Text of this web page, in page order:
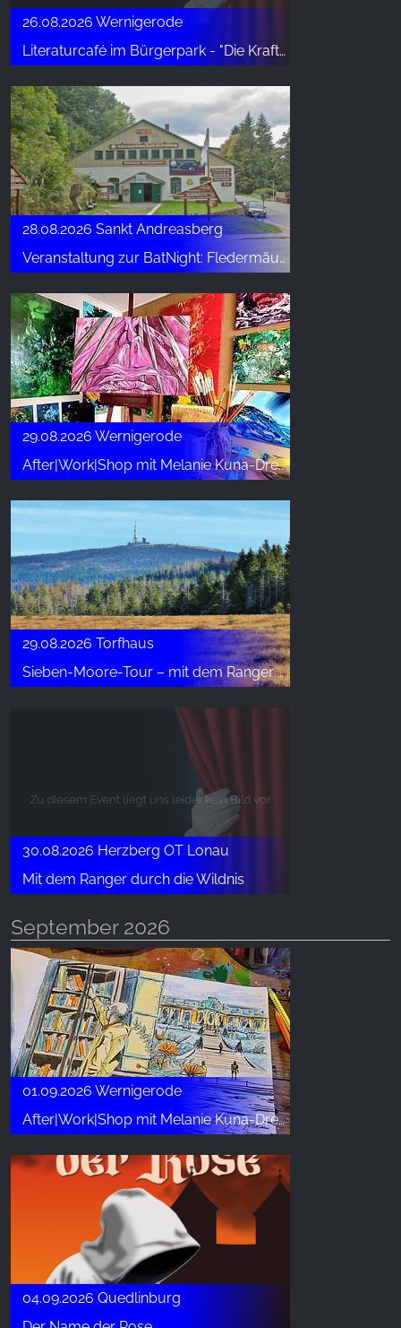
26.08.2026 Wernigerode
Literaturcafé im Bürgerpark - "Die Kraftorte an der Teufelsmauer"
28.08.2026 Sankt Andreasberg
Veranstaltung zur BatNight: Fledermäuse – Jäger der Nacht
29.08.2026 Wernigerode
After|Work|Shop mit Melanie Kuna-Drechsler (2)
29.08.2026 Torfhaus
Sieben-Moore-Tour – mit dem Ranger unterwegs
30.08.2026 Herzberg OT Lonau
Mit dem Ranger durch die Wildnis
September 2026
01.09.2026 Wernigerode
After|Work|Shop mit Melanie Kuna-Drechsler (3)
04.09.2026 Quedlinburg